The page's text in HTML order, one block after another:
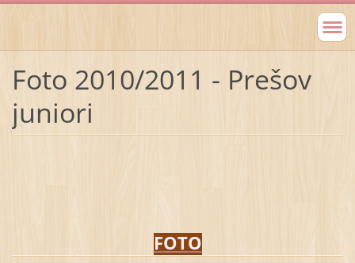
Foto 2010/2011 - Prešov
juniori
FOTO